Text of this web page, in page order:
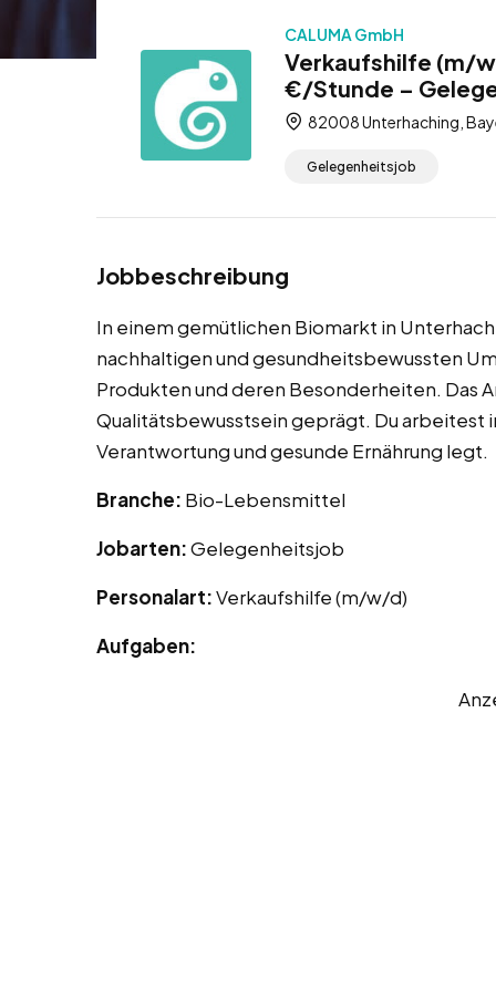
CALUMA GmbH
Verkaufshilfe (m/
€/Stunde –
82008 Unterhaching,
Gelegenheitsjob
Jobbeschreibung
In einem gemütlichen Biomarkt in
nachhaltigen und gesundheitsbewussten
Produkten und deren Besonderheiten. Das
Qualitätsbewusstsein geprägt. Du arbeitest
Verantwortung und gesunde Ernährung legt.
Branche: Bio-Lebensmittel
Jobarten:Gelegenheitsjob
Personalart:Verkaufshilfe (m/w/d)
Aufgaben: